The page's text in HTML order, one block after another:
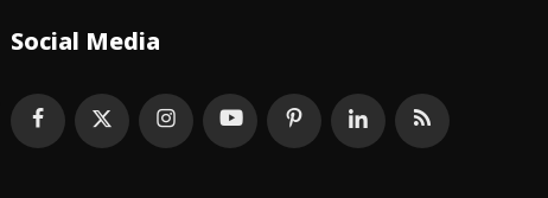
Social Media